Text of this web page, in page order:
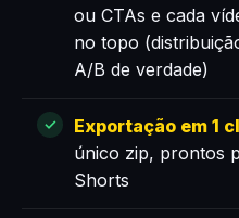
ou CTAs e cada
no topo
A/B de verdade)
Exportação em 1
único zip, prontos
Shorts